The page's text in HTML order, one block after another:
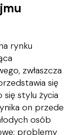
rynku
zwłaszcza
się
stylu życia
on przede
osób
problemy